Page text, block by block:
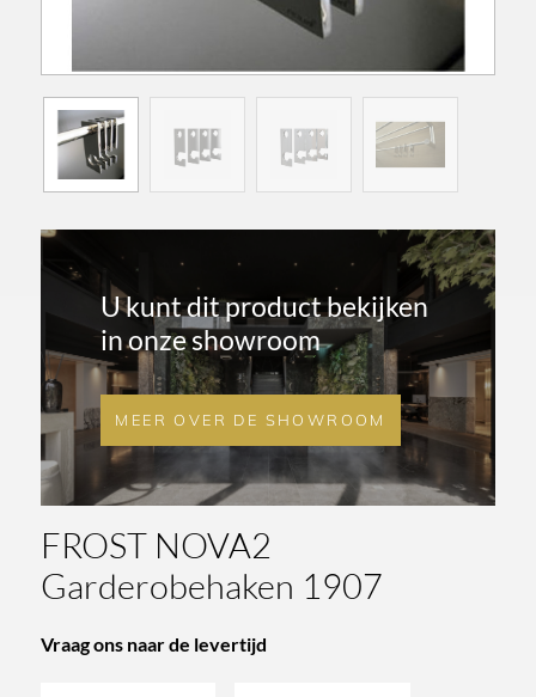
U kunt dit product bekijken
in onze showroom
MEER OVER DE SHOWROOM
FROST NOVA2
Garderobehaken 1907
Vraag ons naar de levertijd